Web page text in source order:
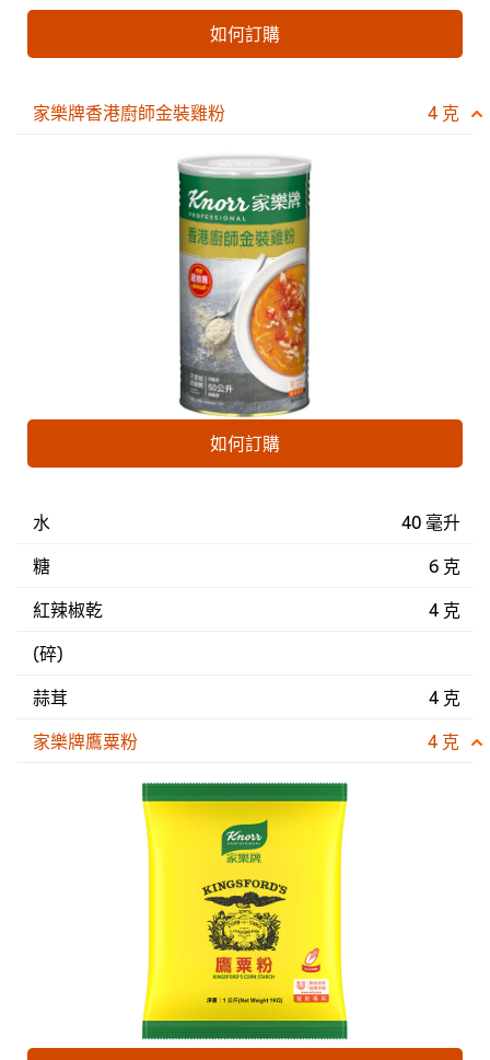
如何訂購
家樂牌香港廚師金裝雞粉 4 克
如何訂購
水
40 毫升
糖
6 克
紅辣椒乾
4 克
(碎)
蒜茸
4 克
家樂牌鷹粟粉
4 克